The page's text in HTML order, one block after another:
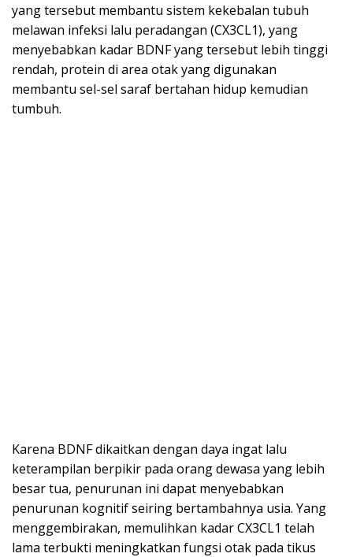
yang tersebut membantu sistem kekebalan tubuh
melawan infeksi lalu peradangan (CX3CL1), yang
menyebabkan kadar BDNF yang tersebut lebih tinggi
rendah, protein di area otak yang digunakan
membantu sel-sel saraf bertahan hidup kemudian
tumbuh.
Karena BDNF dikaitkan dengan daya ingat lalu
keterampilan berpikir pada orang dewasa yang lebih
besar tua, penurunan ini dapat menyebabkan
penurunan kognitif seiring bertambahnya usia. Yang
menggembirakan, memulihkan kadar CX3CL1 telah
lama terbukti meningkatkan fungsi otak pada tikus